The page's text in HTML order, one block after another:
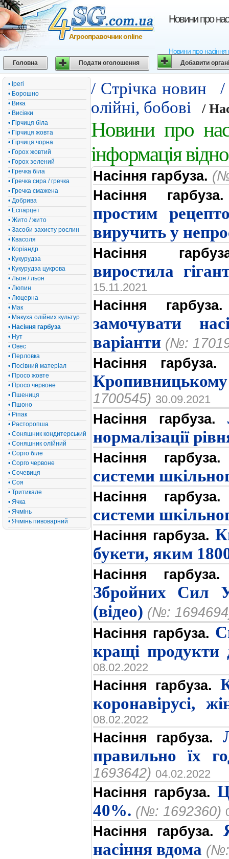
Новини про
Новини про насіння
Агросправочник online
Головна Подати оголошення Добавити
• Ірегі
• Борошно
• Вика
• Висівки
• Гірчиця біла
• Гірчиця жовта
• Гірчиця чорна
• Горох жовтий
• Горох зелений
• Гречка біла
• Гречка сира / гречка
• Гречка смажена
• Добрива
• Еспарцет
• Жито / жито
• Засоби захисту рослин
• Квасоля
• Коріандр
• Кукурудза
• Кукурудза цукрова
• Льон / льон
• Люпин
• Люцерна
• Мак
• Макуха олійних культур
• Насіння гарбуза
• Нут
• Овес
• Перловка
• Посівний матеріал
• Просо жовте
• Просо червоне
• Пшениця
• Пшоно
• Ріпак
• Расторопша
• Соняшник кондитерський
• Соняшник олійний
• Сорго біле
• Сорго червоне
• Сочевиця
• Соя
• Тритикале
• Ячка
• Ячмінь
• Ячмінь пивоварний
/ Стрічка новин
/
олійні, бобові
/
Новини про
інформація
Насіння гарбуза.
Насіння гарбуза.
простим
виручить у
Насіння
виростила
15.11.2021
Насіння гарбуза.
замочувати
варіанти (№:
Насіння гарбуза.
1700545) 30.09.2021
Насіння гарбуза.
нормалізації
Насіння гарбуза.
системи
Насіння гарбуза.
системи
Насіння гарбуза.
букети, яким
Насіння гарбуза.
Збройних Сил
(відео) (№:
Насіння гарбуза.
кращі продукти
08.02.2022
Насіння гарбуза.
коронавірусі,
08.02.2022
Насіння гарбуза.
правильно їх
1693642) 04.02.2022
Насіння гарбуза.
40%. (№: 1692360)
Насіння гарбуза.
насіння вдома (№: